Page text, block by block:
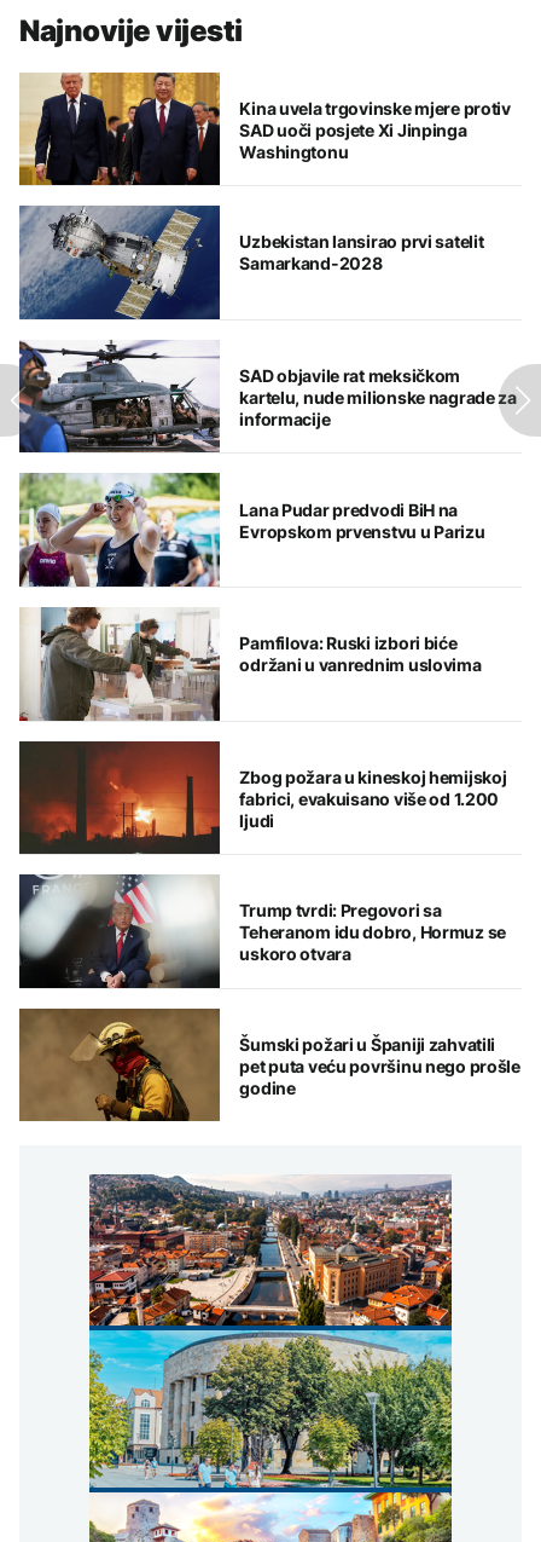
Najnovije vijesti
Kina uvela trgovinske mjere protiv
SAD uoči posjete Xi Jinpinga
Washingtonu
Uzbekistan lansirao prvi satelit
Samarkand-2028
SAD objavile rat meksičkom
kartelu, nude milionske nagrade za
informacije
Lana Pudar predvodi BiH na
Evropskom prvenstvu u Parizu
Pamfilova: Ruski izbori biće
održani u vanrednim uslovima
Zbog požara u kineskoj hemijskoj
fabrici, evakuisano više od 1.200
ljudi
Trump tvrdi: Pregovori sa
Teheranom idu dobro, Hormuz se
uskoro otvara
Šumski požari u Španiji zahvatili
pet puta veću površinu nego prošle
godine